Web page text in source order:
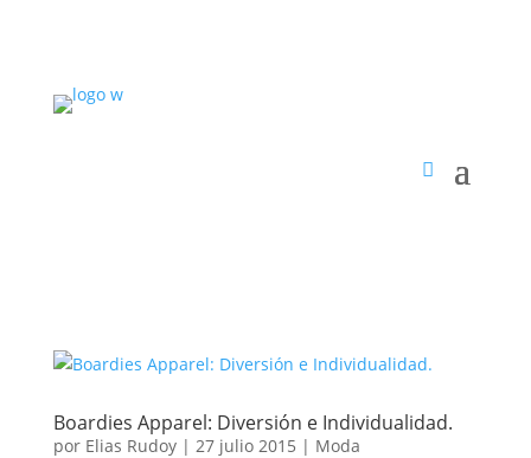
Boardies Apparel: Diversión e Individualidad.
por Elias Rudoy| 27 julio 2015 | Moda